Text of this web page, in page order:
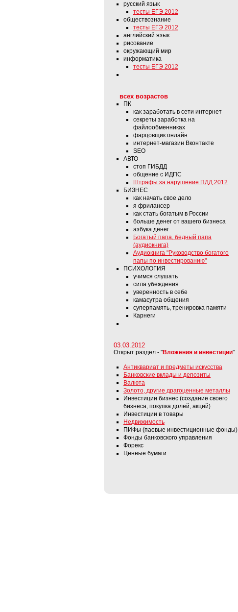
русский язык
тесты ЕГЭ 2012
обществознание
тесты ЕГЭ 2012
английский язык
рисование
окружающий мир
информатика
тесты ЕГЭ 2012
всех возрастов
ПК
как заработать в сети интернет
секреты заработка на
файлообменниках
фарцовщик онлайн
интернет-магазин Вконтакте
SEO
АВТО
стоп ГИБДД
общение с ИДПС
Штрафы за нарушение ПДД 2012
БИЗНЕС
как начать свое дело
я фрилансер
как стать богатым в России
больше денег от вашего бизнеса
азбука денег
Богатый папа, бедный папа
(аудиокнига)
Аудиокнига "Руководство богатого
папы по инвестированию"
ПСИХОЛОГИЯ
учимся слушать
сила убеждения
уверенность в себе
камасутра общения
суперпамять, тренировка памяти
Карнеги
03.03.2012
Открыт раздел - "Вложения и инвестиции"
Антиквариат и предметы искусства
Банковские вклады и депозиты
Валюта
Золото, другие драгоценные металлы
Инвестиции бизнес (создание своего
бизнеса, покупка долей, акций)
Инвестиции в товары
Недвижимость
ПИФы (паевые инвестиционные фонды)
Фонды банковского управления
Форекс
Ценные бумаги